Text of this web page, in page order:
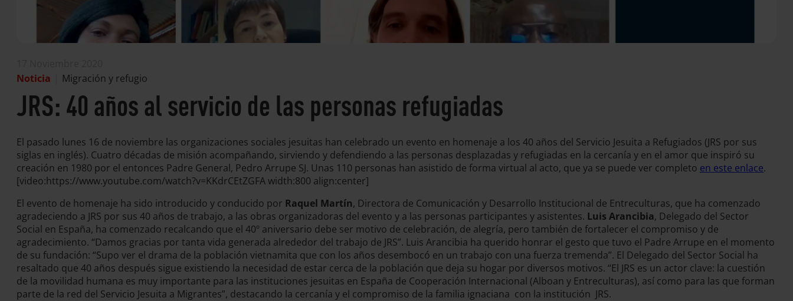
Noticia
Migración y refugio
JRS: 40 años al servicio de las personas refugiadas
El pasado lunes 16 de noviembre las organizaciones sociales jesuitas han celebrado un evento en homenaje a los 40 años del Servicio Jesuita a Refugiados (JRS por sus
siglas en inglés). Cuatro décadas de misión acompañando, sirviendo y defendiendo a las personas desplazadas y refugiadas en la cercanía y en el amor que inspiró su
creación en 1980 por el entonces Padre General, Pedro Arrupe SJ. Unas 110 personas han asistido de forma virtual al acto, que ya se puede ver completo en este enlace.
[video:https://www.youtube.com/watch?v=KKdrCEtZGFA width:800 align:center]
El evento de homenaje ha sido introducido y conducido por Raquel Martín, Directora de Comunicación y Desarrollo Institucional de Entreculturas, que ha comenzado
agradeciendo a JRS por sus 40 años de trabajo, a las obras organizadoras del evento y a las personas participantes y asistentes. Luis Arancibia, Delegado del Sector
Social en España, ha comenzado recalcando que el 40º aniversario debe ser motivo de celebración, de alegría, pero también de fortalecer el compromiso y de
agradecimiento. “Damos gracias por tanta vida generada alrededor del trabajo de JRS”. Luis Arancibia ha querido honrar el gesto que tuvo el Padre Arrupe en el momento
de su fundación: “Supo ver el drama de la población vietnamita que con los años desembocó en un trabajo con una fuerza tremenda”. El Delegado del Sector Social ha
resaltado que 40 años después sigue existiendo la necesidad de estar cerca de la población que deja su hogar por diversos motivos. “El JRS es un actor clave: la cuestión
de la movilidad humana es muy importante para las instituciones jesuitas en España de Cooperación Internacional (Alboan y Entreculturas), así como para las que forman
parte de la red del Servicio Jesuita a Migrantes”, destacando la cercanía y el compromiso de la familia ignaciana con la institución JRS.